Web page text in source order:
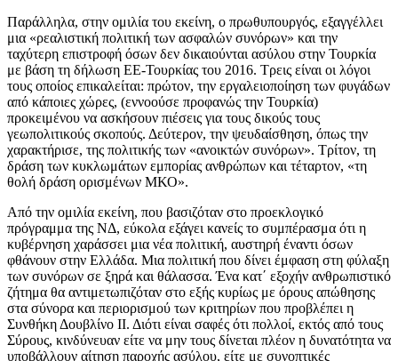
Παράλληλα, στην ομιλία του εκείνη, ο πρωθυπουργός, εξαγγέλλει
μια «ρεαλιστική πολιτική των ασφαλών συνόρων» και την
ταχύτερη επιστροφή όσων δεν δικαιούνται ασύλου στην Τουρκία
με βάση τη δήλωση ΕΕ-Τουρκίας του 2016. Τρεις είναι οι λόγοι
τους οποίος επικαλείται: πρώτον, την εργαλειοποίηση των φυγάδων
από κάποιες χώρες, (εννοούσε προφανώς την Τουρκία)
προκειμένου να ασκήσουν πιέσεις για τους δικούς τους
γεωπολιτικούς σκοπούς. Δεύτερον, την ψευδαίσθηση, όπως την
χαρακτήρισε, της πολιτικής των «ανοικτών συνόρων». Τρίτον, τη
δράση των κυκλωμάτων εμπορίας ανθρώπων και τέταρτον, «τη
θολή δράση ορισμένων ΜΚΟ».
Από την ομιλία εκείνη, που βασιζόταν στο προεκλογικό
πρόγραμμα της ΝΔ, εύκολα εξάγει κανείς το συμπέρασμα ότι η
κυβέρνηση χαράσσει μια νέα πολιτική, αυστηρή έναντι όσων
φθάνουν στην Ελλάδα. Μια πολιτική που δίνει έμφαση στη φύλαξη
των συνόρων σε ξηρά και θάλασσα. Ένα κατ΄ εξοχήν ανθρωπιστικό
ζήτημα θα αντιμετωπιζόταν στο εξής κυρίως με όρους απώθησης
στα σύνορα και περιορισμού των κριτηρίων που προβλέπει η
Συνθήκη Δουβλίνο ΙΙ. Διότι είναι σαφές ότι πολλοί, εκτός από τους
Σύρους, κινδύνευαν είτε να μην τους δίνεται πλέον η δυνατότητα να
υποβάλλουν αίτηση παροχής ασύλου, είτε με συνοπτικές